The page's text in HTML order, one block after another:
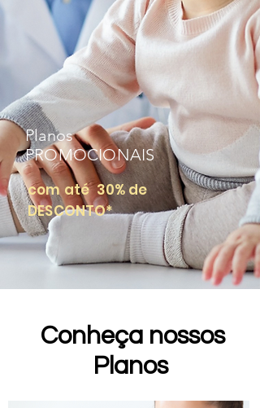
Planos
PROMOCIONAIS
com até 30% de
DESCONTO*
Conheça nossos
Planos